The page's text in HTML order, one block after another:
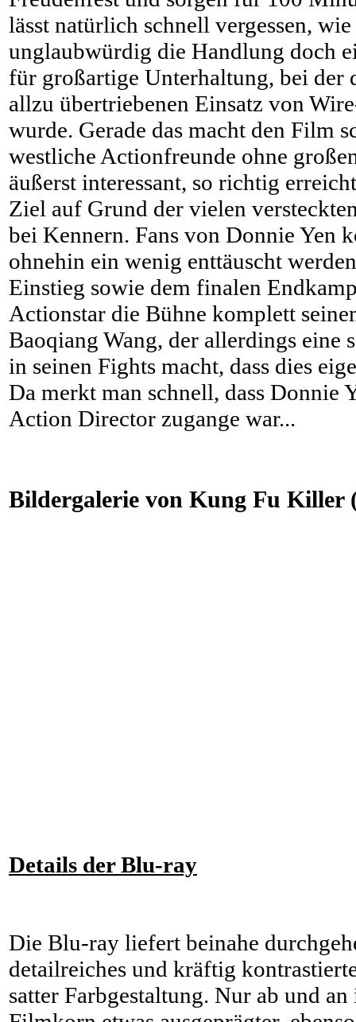
lässt natürlich schnell vergessen,
unglaubwürdig die Handlung doch
für großartige Unterhaltung, bei der
allzu übertriebenen Einsatz von
wurde. Gerade das macht den Film
westliche Actionfreunde ohne
äußerst interessant, so richtig
Ziel auf Grund der vielen
bei Kennern. Fans von Donnie Yen
ohnehin ein wenig enttäuscht
Einstieg sowie dem finalen
Actionstar die Bühne komplett
Baoqiang Wang, der allerdings eine
in seinen Fights macht, dass dies
Da merkt man schnell, dass Donnie
Action Director zugange war...
Bildergalerie von Kung Fu Killer
Details der Blu-ray
Die Blu-ray liefert beinahe
detailreiches und kräftig
satter Farbgestaltung. Nur ab und